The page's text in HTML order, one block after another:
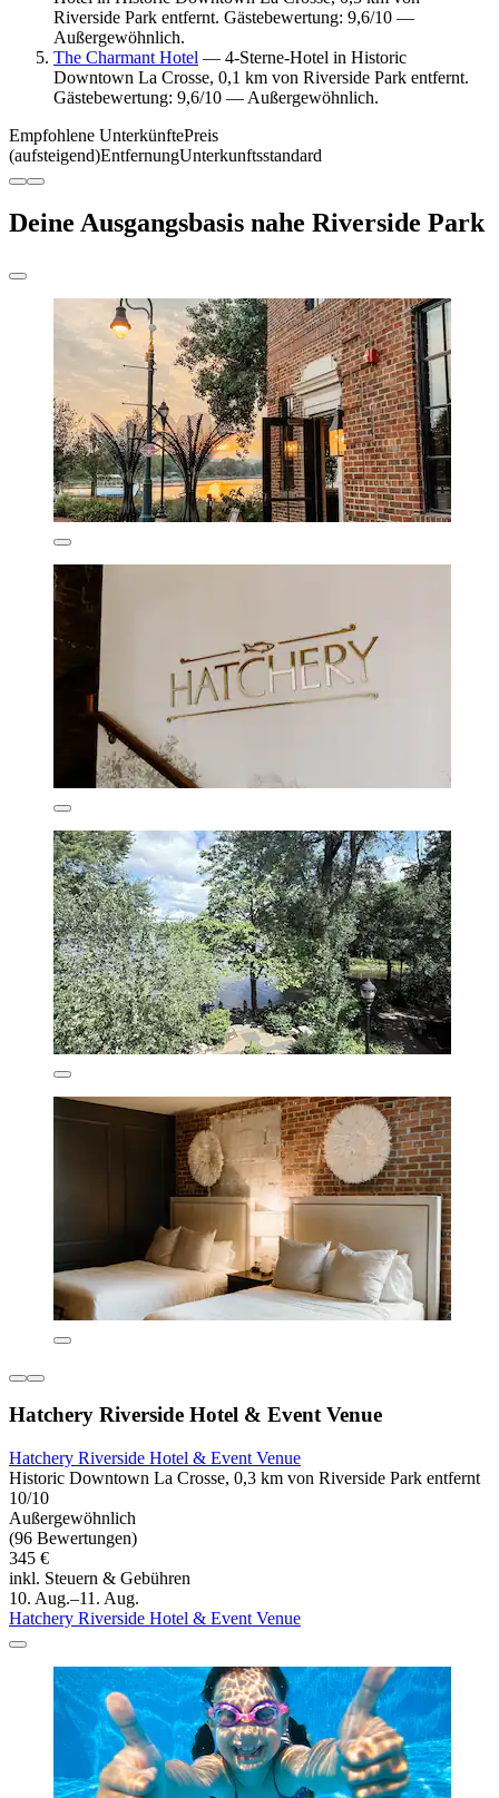
Riverside Park entfernt. Gästebewertung: 9,6/10 —
Außergewöhnlich.
The Charmant Hotel — 4-Sterne-Hotel in Historic
Downtown La Crosse, 0,1 km von Riverside Park entfernt.
Gästebewertung: 9,6/10 — Außergewöhnlich.
Empfohlene UnterkünftePreis
(aufsteigend)EntfernungUnterkunftsstandard
Deine Ausgangsbasis nahe Riverside Park
Hatchery Riverside Hotel & Event Venue
Hatchery Riverside Hotel & Event Venue
Historic Downtown La Crosse, 0,3 km von Riverside Park entfernt
10/10
Außergewöhnlich
(96 Bewertungen)
345 €
inkl. Steuern & Gebühren
10. Aug.–11. Aug.
Hatchery Riverside Hotel & Event Venue